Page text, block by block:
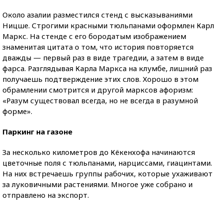
Около азалии разместился стенд с высказываниями
Ницше. Строгими красными тюльпанами оформлен Карл
Маркс. На стенде с его бородатым изображением
знаменитая цитата о том, что история повторяется
дважды — первый раз в виде трагедии, а затем в виде
фарса. Разглядывая Карла Маркса на клумбе, лишний раз
получаешь подтверждение этих слов. Хорошо в этом
обрамлении смотрится и другой марксов афоризм:
«Разум существовал всегда, но не всегда в разумной
форме».
Паркинг на газоне
За несколько километров до Кёкенхофа начинаются
цветочные поля с тюльпанами, нарциссами, гиацинтами.
На них встречаешь группы рабочих, которые ухаживают
за луковичными растениями. Многое уже собрано и
отправлено на экспорт.